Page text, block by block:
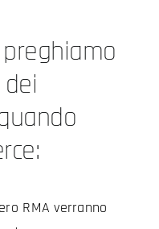
RMA verranno